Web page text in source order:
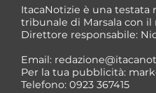
*
ItacaNotizie è una testata
tribunale di Marsala con il
Direttore responsabile:
Email:
Per la tua pubblicità:
Telefono: 0923 367415